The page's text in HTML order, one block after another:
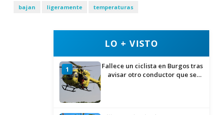
bajan ligeramente temperaturas
LO + VISTO
1
Fallece un ciclista en Burgos tras
avisar otro conductor que se